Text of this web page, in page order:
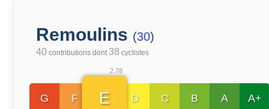
Remoulins (30)
40 contributions dont 38 cyclistes
G F
2.78
E D C B A A+